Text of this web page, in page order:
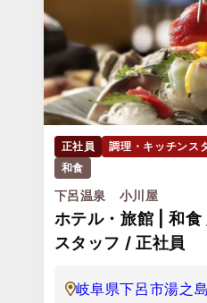
正社員 調理・キッチンス
和食
下呂温泉 小川屋
ホテル・旅館 | 和
スタッフ / 正社員
岐阜県下呂市湯之